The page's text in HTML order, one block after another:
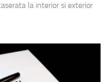
la interior si exterior